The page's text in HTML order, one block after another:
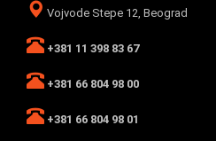
Vojvode Stepe 12, Beograd
+381 11 398 83 67
+381 66 804 98 00
+381 66 804 98 01